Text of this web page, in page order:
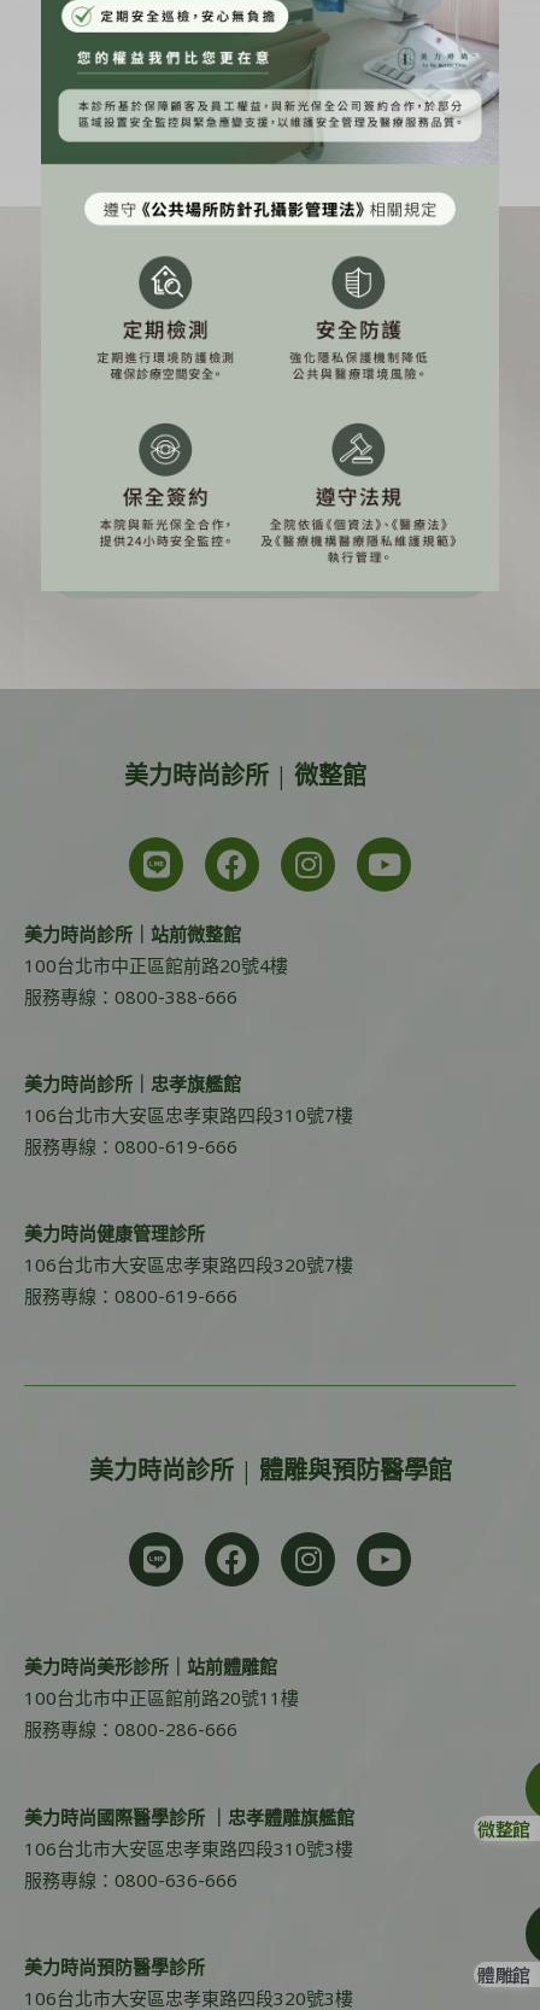
高血壓
糖尿病
甲狀腺功能異常
尋找完美自我零極限
致力創造專屬於您的完美比例
讓美這件事變得輕鬆 一起擁抱最初的肌膚感受
加 Line了解 | 微整資訊
加Line了解 | 體雕資訊
美力時尚診所 | 微整館
美力時尚診所｜站前微整館
100台北市中正區館前路20號4樓
服務專線：0800-388-666
美力時尚診所｜忠孝旗艦館
106台北市大安區忠孝東路四段310號7樓
服務專線：0800-619-666
美力時尚健康管理診所
106台北市大安區忠孝東路四段320號7樓
服務專線：0800-619-666
美力時尚診所 | 體雕與預防醫學館
美力時尚美形診所｜站前體雕館
100台北市中正區館前路20號11樓
服務專線：0800-286-666
美力時尚國際醫學診所 ｜忠孝體雕旗艦館
106台北市大安區忠孝東路四段310號3樓
服務專線：0800-636-666
美力時尚預防醫學診所
106台北市大安區忠孝東路四段320號3樓
微整館
體雕館